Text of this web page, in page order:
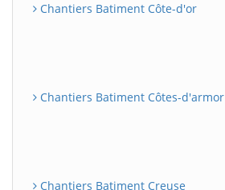
Chantiers Batiment Côte-d'or
Chantiers Batiment Côtes-d'armor
Chantiers Batiment Creuse